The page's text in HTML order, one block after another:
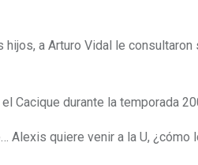
a Arturo Vidal le
Cacique durante la temporada
Alexis quiere venir a la U, ¿cómo